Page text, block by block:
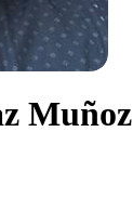
Muñoz